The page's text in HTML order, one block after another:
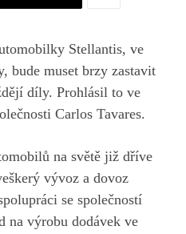
Stellantis, ve
bude muset brzy zastavit
díly. Prohlásil to ve
Carlos Tavares.
na světě již dříve
vývoz a dovoz
se společností
na výrobu dodávek ve